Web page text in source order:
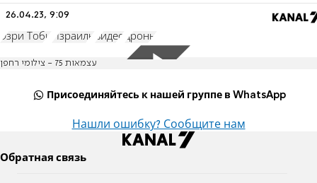
26.04.23, 9:09
Эзри Тоби Израиль видео дроны
עצמאות 75 - צילומי רחפן
Присоединяйтесь к нашей группе в WhatsApp
Нашли ошибку? Сообщите нам
Обратная связь